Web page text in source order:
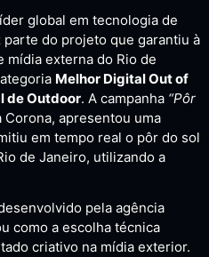
global em tecnologia de
parte do projeto que garantiu à
mídia externa do Rio de
Melhor Digital Out of
de Outdoor. A campanha “Pôr
Corona, apresentou uma
em tempo real o pôr do sol
de Janeiro, utilizando a
pela agência
como a escolha técnica
criativo na mídia exterior.